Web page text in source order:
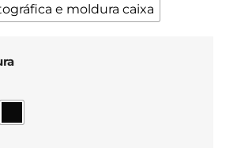
e moldura caixa